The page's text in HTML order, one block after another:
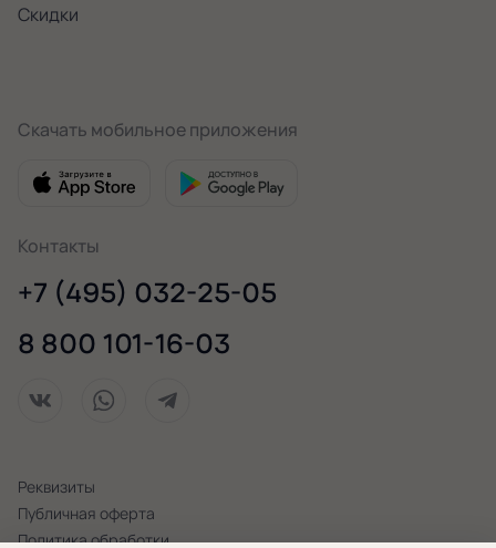
Политика обработки
Публичная оферта
Реквизиты
Скидки
Скачать мобильное приложения
Контакты
+7 (495) 032-25-05
8 800 101-16-03